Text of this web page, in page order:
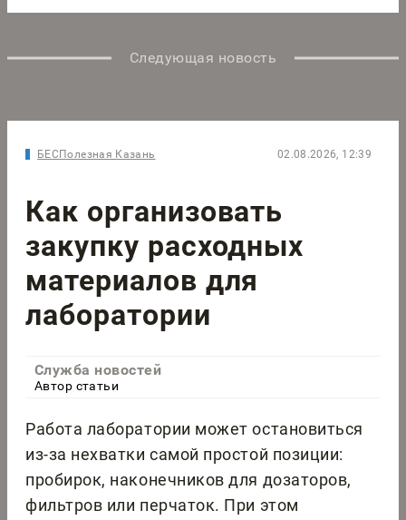
Следующая новость
БЕСПолезная Казань 02.08.2026, 12:39
Как организовать
закупку расходных
материалов для
лаборатории
Служба новостей
Автор статьи
Работа лаборатории может остановиться
из-за нехватки самой простой позиции:
пробирок, наконечников для дозаторов,
фильтров или перчаток. При этом